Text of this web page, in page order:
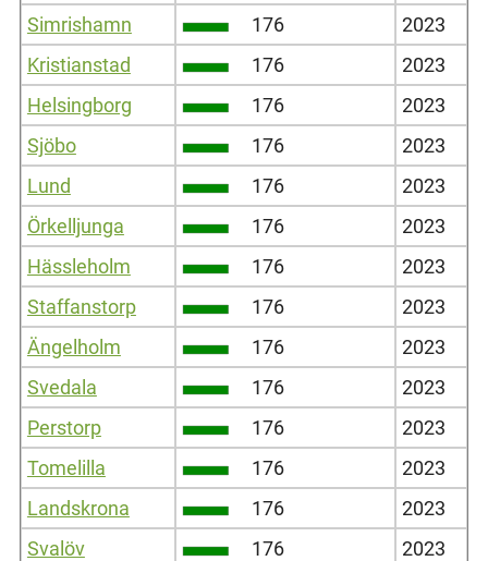
Simrishamn 176
2023
Kristianstad
176
2023
Helsingborg
176
2023
Sjöbo
176
2023
Lund
176
2023
Örkelljunga
176
2023
Hässleholm
176
2023
Staffanstorp
176
2023
Ängelholm
176
2023
Svedala
176
2023
Perstorp
176
2023
Tomelilla
176
2023
Landskrona
176
2023
Svalöv
176
2023